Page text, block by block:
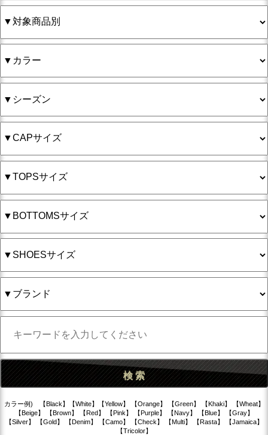
カラー例) 【Black】【White】【Yellow】 【Orange】 【Green】 【Khaki】 【Wheat】
【Beige】 【Brown】 【Red】 【Pink】 【Purple】 【Navy】 【Blue】 【Gray】
【Silver】 【Gold】 【Denim】 【Camo】 【Check】 【Multi】 【Rasta】 【Jamaica】
【Tricolor】